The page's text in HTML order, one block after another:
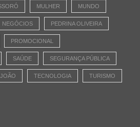
MULHER MUNDO
NEGÓCIOS PEDRINA OLIVEIRA
PROMOCIONAL
SAÚDE SEGURANÇA PÚBLICA
TECNOLOGIA TURISMO